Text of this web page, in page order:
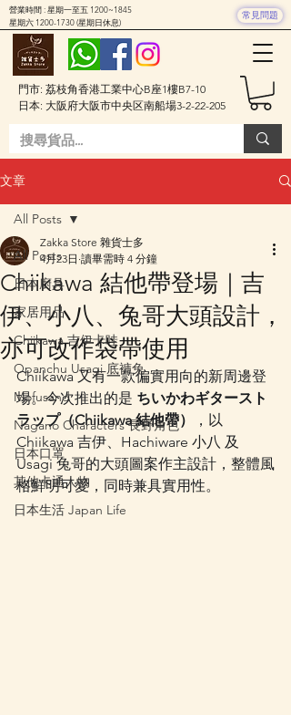
門市: 荔枝角香港工業中心B座1樓B7-10
日本: 大阪府大阪市中央区南船場3-2-22-205
營業時間 : 星期一至五 1200~1845
星期六 1200-1730(星期日休息)
常見問題
文章
All Posts
日本廚具
家居用品
Chiikawa 吉伊卡哇
Opanchu Usagi 底褲兔
Mofusand
Nagano Characters 長野角色
日本口罩
其他卡通人物
日本生活 Japan Life
All Posts
Chiikawa 結他帶登場｜吉
伊、小八、兔哥大頭設計，
亦可改作袋帶使用
Zakka Store 雜貨士多
4月23日 讀畢需時 4 分鐘
Chiikawa 又有一款偏實用向的新周邊登
場。今次推出的是 ちいかわギタースト
ラップ（Chiikawa 結他帶）
，以
Chiikawa 吉伊、Hachiware 小八 及
Usagi 兔哥的大頭圖案作主設計，整體風
格鮮明可愛，同時兼具實用性。